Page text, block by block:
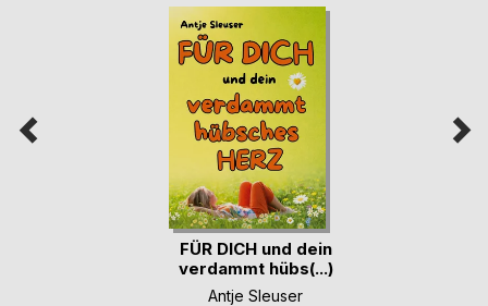
FÜR DICH und dein
verdammt hübs(...)
Antje Sleuser